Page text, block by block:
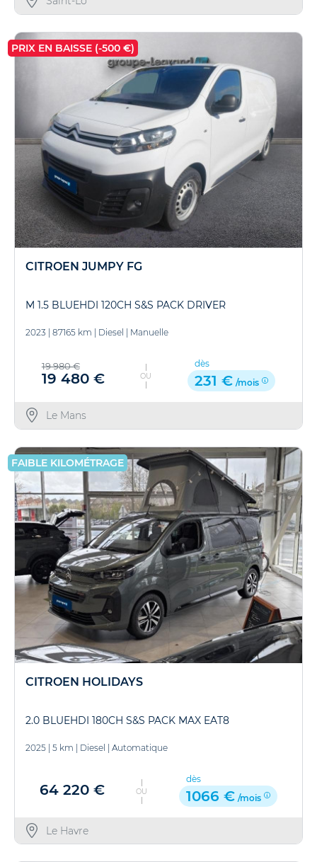
PRIX EN BAISSE (-500 €)
CITROEN JUMPY FG
M 1.5 BLUEHDI 120CH S&S PACK DRIVER
2023 87165 km Diesel Manuelle
19 980 €
19 480 € OU
dès
231 € /mois
Le Mans
FAIBLE KILOMÉTRAGE
CITROEN HOLIDAYS
2.0 BLUEHDI 180CH S&S PACK MAX EAT8
2025 | 5 km | Diesel | Automatique
64 220 € OU
dès
1066 € /mois
Le Havre